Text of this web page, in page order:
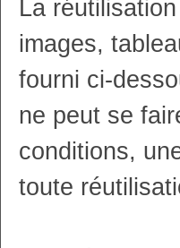
La
images,
fourni ci-
ne peut se
conditions,
toute